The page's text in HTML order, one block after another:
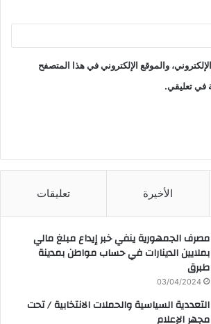
والموقع الإلكتروني في هذا المتصفح
في تعليقي.
الأخيرة تعليقات
مصرف الجمهورية ينفي خبر إيداع مبلغ مالي
بملايين الدينارات في حساب مواطن بمدينة
طبرق
03/04/2024
التعددية السياسية والحملات الانتخابية / تحت
مجهر الإعلام